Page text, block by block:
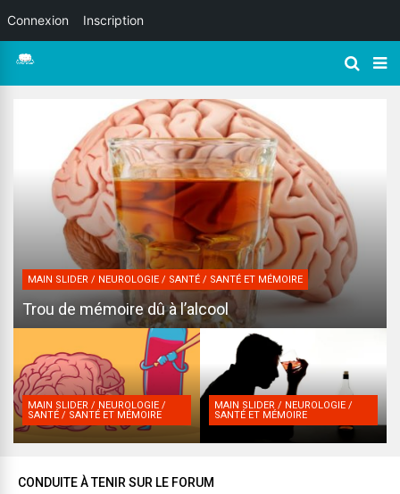
MAIN SLIDER / NEUROLOGIE / SANTÉ / SANTÉ ET MÉMOIRE
Trou de mémoire dû à l’alcool
MAIN SLIDER / NEUROLOGIE /
SANTÉ / SANTÉ ET MÉMOIRE
MAIN SLIDER / NEUROLOGIE /
SANTÉ ET MÉMOIRE
CONDUITE À TENIR SUR LE FORUM
Connexion Inscription